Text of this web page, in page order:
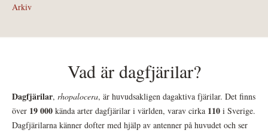
Arkiv
Vad är dagfjärilar?
Dagfjärilar, rhopalocera, är huvudsakligen dagaktiva fjärilar. Det finns
över 19 000 kända arter dagfjärilar i världen, varav cirka 110 i Sverige.
Dagfjärilarna känner dofter med hjälp av antenner på huvudet och ser